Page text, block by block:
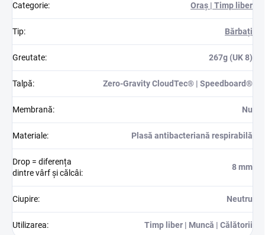
Categorie: Oraș | Timp liber
Tip: Bărbați
Greutate: 267g (UK 8)
Talpă: Zero-Gravity CloudTec® | Speedboard®
Membrană: Nu
Materiale: Plasă antibacteriană respirabilă
Drop = diferența
dintre vârf și călcâi:
8 mm
Ciupire: Neutru
Utilizarea: Timp liber | Muncă | Călătorii